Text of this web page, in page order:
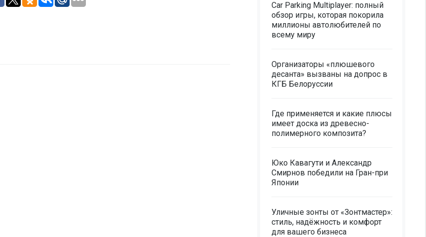
Car Parking Multiplayer: полный
обзор игры, которая покорила
миллионы автолюбителей по
всему миру
Организаторы «плюшевого
десанта» вызваны на допрос в
КГБ Белоруссии
Где применяется и какие плюсы
имеет доска из древесно-
полимерного композита?
Юко Кавагути и Александр
Смирнов победили на Гран-при
Японии
Уличные зонты от «Зонтмастер»:
стиль, надёжность и комфорт
для вашего бизнеса